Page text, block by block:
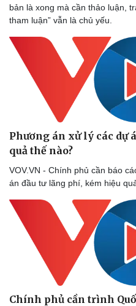
Thể thao
Bóng đá
Lịch thi đấu bóng đá
Thế giới thể thao
eSports
Hậu trường
bản là xong mà cần thảo luận,
tham luận” vẫn là chủ yếu.
Phương án xử lý các dự
quả thế nào?
VOV.VN - Chính phủ cần báo
án đầu tư lãng phí, kém hiệu
Chính phủ cần trình